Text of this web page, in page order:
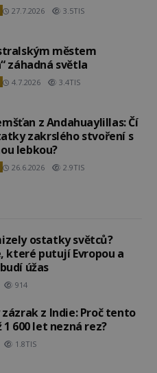
27.7.2026 3.5TIS
městem
záhadná světla
4.7.2026 3.4TIS
z Andahuaylillas: Čí
zakrslého stvoření s
lebkou?
26.6.2026 2.9TIS
ostatky světců?
které putují Evropou a
úžas
914
z Indie: Proč tento
1 600 let nezná rez?
1.8TIS